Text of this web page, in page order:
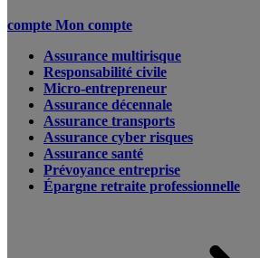
compte Mon compte
Assurance multirisque
Responsabilité civile
Micro-entrepreneur
Assurance décennale
Assurance transports
Assurance cyber risques
Assurance santé
Prévoyance entreprise
Épargne retraite professionnelle